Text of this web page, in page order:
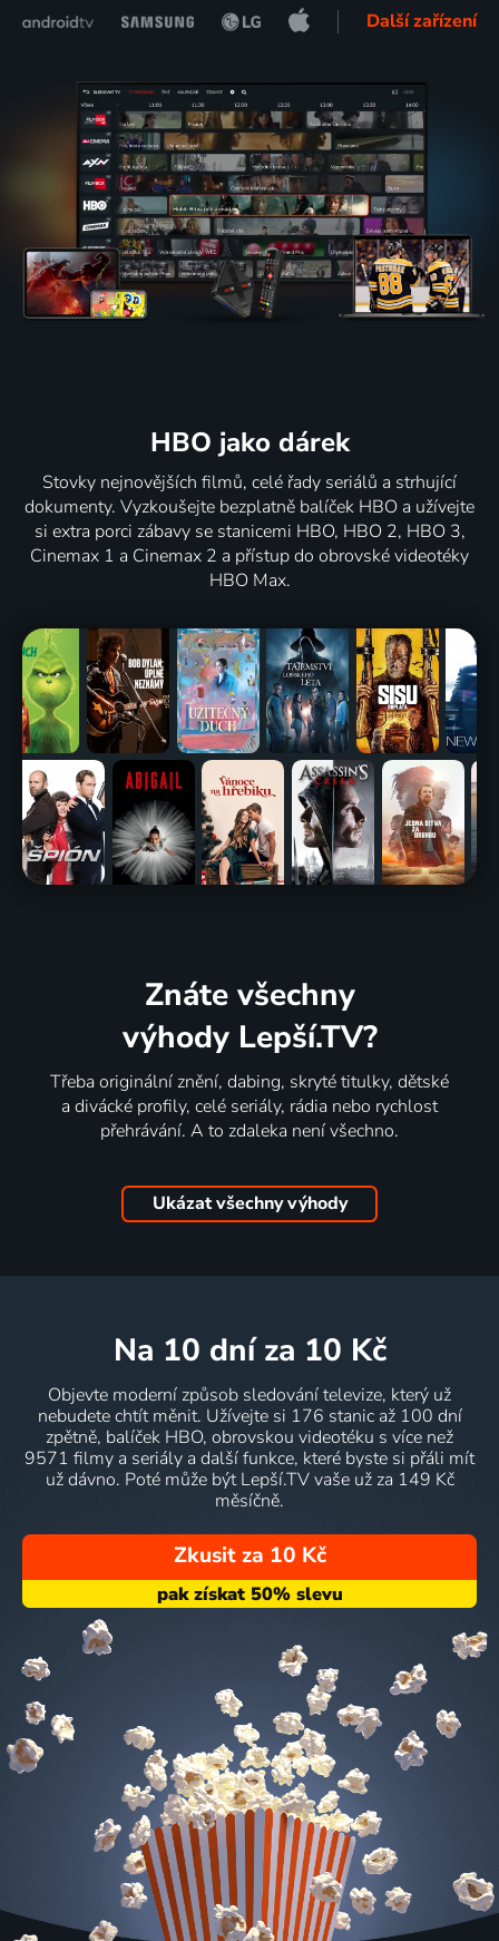
Další zařízení
HBO jako dárek
Stovky nejnovějších filmů, celé řady seriálů a strhující
dokumenty. Vyzkoušejte bezplatně balíček HBO a užívejte
si extra porci zábavy se stanicemi HBO, HBO 2, HBO 3,
Cinemax 1 a Cinemax 2 a přístup do obrovské videotéky
HBO Max.
Znáte všechny
výhody Lepší.TV?
Třeba originální znění, dabing, skryté titulky, dětské
a divácké profily, celé seriály, rádia nebo rychlost
přehrávání. A to zdaleka není všechno.
Ukázat všechny výhody
na 10 dní za 10 Kč
Objevte moderní způsob sledování televize, který už
nebudete chtít měnit. Užívejte si 176 stanic až 100 dní
zpětně, balíček HBO, obrovskou videotéku s více než
9571 filmy a seriály a další funkce, které byste si přáli mít
už dávno. Poté může být Lepší.TV vaše už za 149 Kč
měsíčně.
Zkusit za 10 Kč